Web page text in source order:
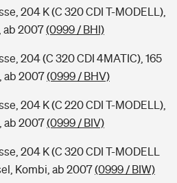
204 K (C 320 CDI T-MODELL),
ab 2007(0999 / BHI)
204 (C 320 CDI 4MATIC), 165
ab 2007(0999 / BHV)
204 K (C 220 CDI T-MODELL),
ab 2007(0999 / BIV)
204 K (C 320 CDI T-MODELL
Kombi, ab 2007(0999 / BIW)